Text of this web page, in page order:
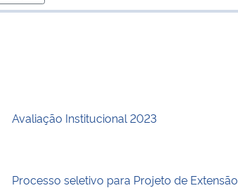
para área de transferência
Avaliação Institucional 2023
Processo seletivo para Projeto de Extensão